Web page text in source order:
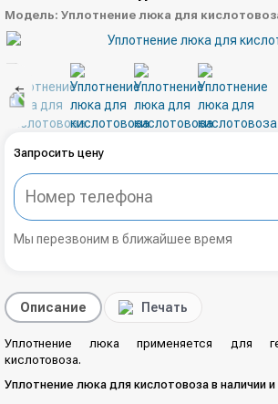
Модель: Уплотнение люка для
Запросить цену
Мы перезвоним в ближайшее время
Описание Печать
Уплотнение люка применяется для
кислотовоза.
Уплотнение люка для кислотовоза в наличии и